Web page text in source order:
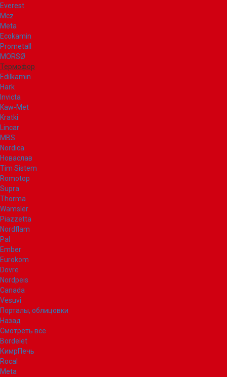
Everest
Mcz
Meta
Ecokamin
Prometall
MORSØ
Термофор
Edilkamin
Hark
Invicta
Kaw-Met
Kratki
Lincar
MBS
Nordica
Новаслав
Tim Sistem
Romotop
Supra
Thorma
Wamsler
Piazzetta
Nordflam
Pal
Ember
Eurokom
Dovre
Nordpeis
Canada
Vesuvi
Порталы, облицовки
Назад
Смотреть все
Bordelet
КимрПечь
Rocal
Meta